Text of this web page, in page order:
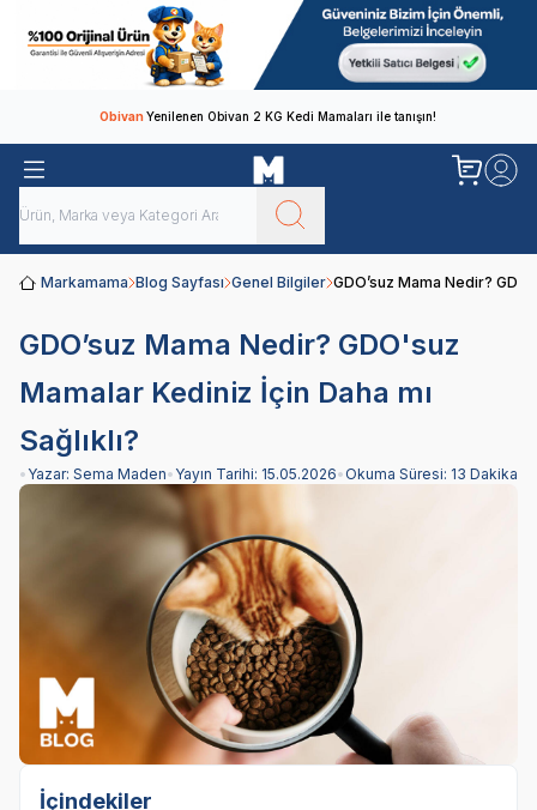
ObivanYenilenen Obivan 2 KG Kedi Mamaları ile tanışın!
Markamama Blog Sayfası Genel Bilgiler GDO’suz Mama Nedir?
GDO’suz Mama Nedir? GDO'suz
Mamalar Kediniz İçin Daha mı
Sağlıklı?
• Yazar: Sema Maden• Yayın Tarihi: 15.05.2026•Okuma Süresi: 13 Dakika
İçindekiler